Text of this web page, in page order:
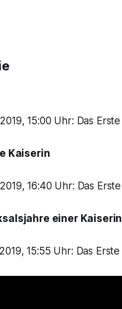
15:00 Uhr: Das Erste
Kaiserin
16:40 Uhr: Das Erste
einer Kaiserin
15:55 Uhr: Das Erste